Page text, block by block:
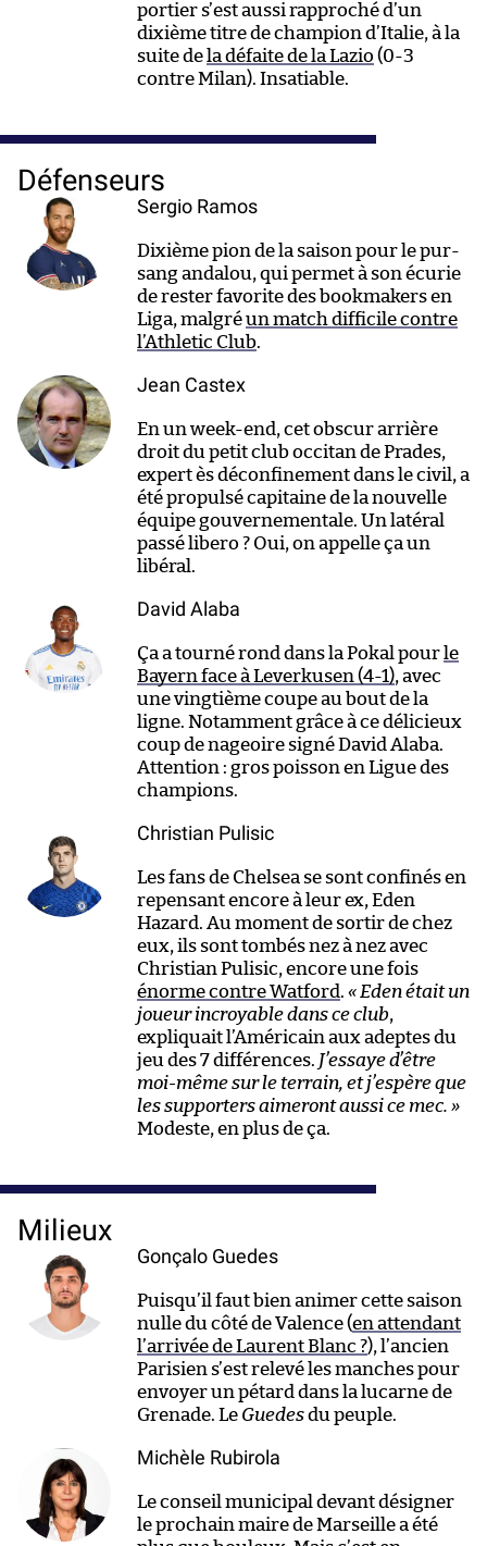
portier s’est aussi rapproché d’un
dixième titre de champion d’Italie, à la
suite de la défaite de la Lazio (0-3
contre Milan). Insatiable.
Défenseurs
Sergio Ramos
Dixième pion de la saison pour le pur-
sang andalou, qui permet à son écurie
de rester favorite des bookmakers en
Liga, malgréun match difficile contre
l’Athletic Club.
Jean Castex
En un week-end, cet obscur arrière
droit du petit club occitan de Prades,
expert ès déconfinement dans le civil, a
été propulsé capitaine de la nouvelle
équipe gouvernementale. Un latéral
passé libero ? Oui, on appelle ça un
libéral.
David Alaba
Ça a tourné rond dans la Pokal pour le
Bayern face à Leverkusen (4-1), avec
une vingtième coupe au bout de la
ligne. Notamment grâce à ce délicieux
coup de nageoire signé David Alaba.
Attention : gros poisson en Ligue des
champions.
Christian Pulisic
Les fans de Chelsea se sont confinés en
repensant encore à leur ex, Eden
Hazard. Au moment de sortir de chez
eux, ils sont tombés nez à nez avec
Christian Pulisic, encore une fois
énorme contre Watford . « Eden était un
joueur incroyable dans ce club,
expliquait l’Américain aux adeptes du
jeu des 7 différences. J’essaye d’être
moi-même sur le terrain, et j’espère que
les supporters aimeront aussi ce mec. »
Modeste, en plus de ça.
Milieux
Gonçalo Guedes
Puisqu’il faut bien animer cette saison
nulle du côté de Valence (en attendant
l’arrivée de Laurent Blanc ?), l’ancien
Parisien s’est relevé les manches pour
envoyer un pétard dans la lucarne de
Grenade. Le Guedesdu peuple.
Michèle Rubirola
Le conseil municipal devant désigner
le prochain maire de Marseille a été